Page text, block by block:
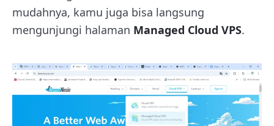
mudahnya, kamu juga bisa langsung
mengunjungi halaman Managed Cloud VPS.